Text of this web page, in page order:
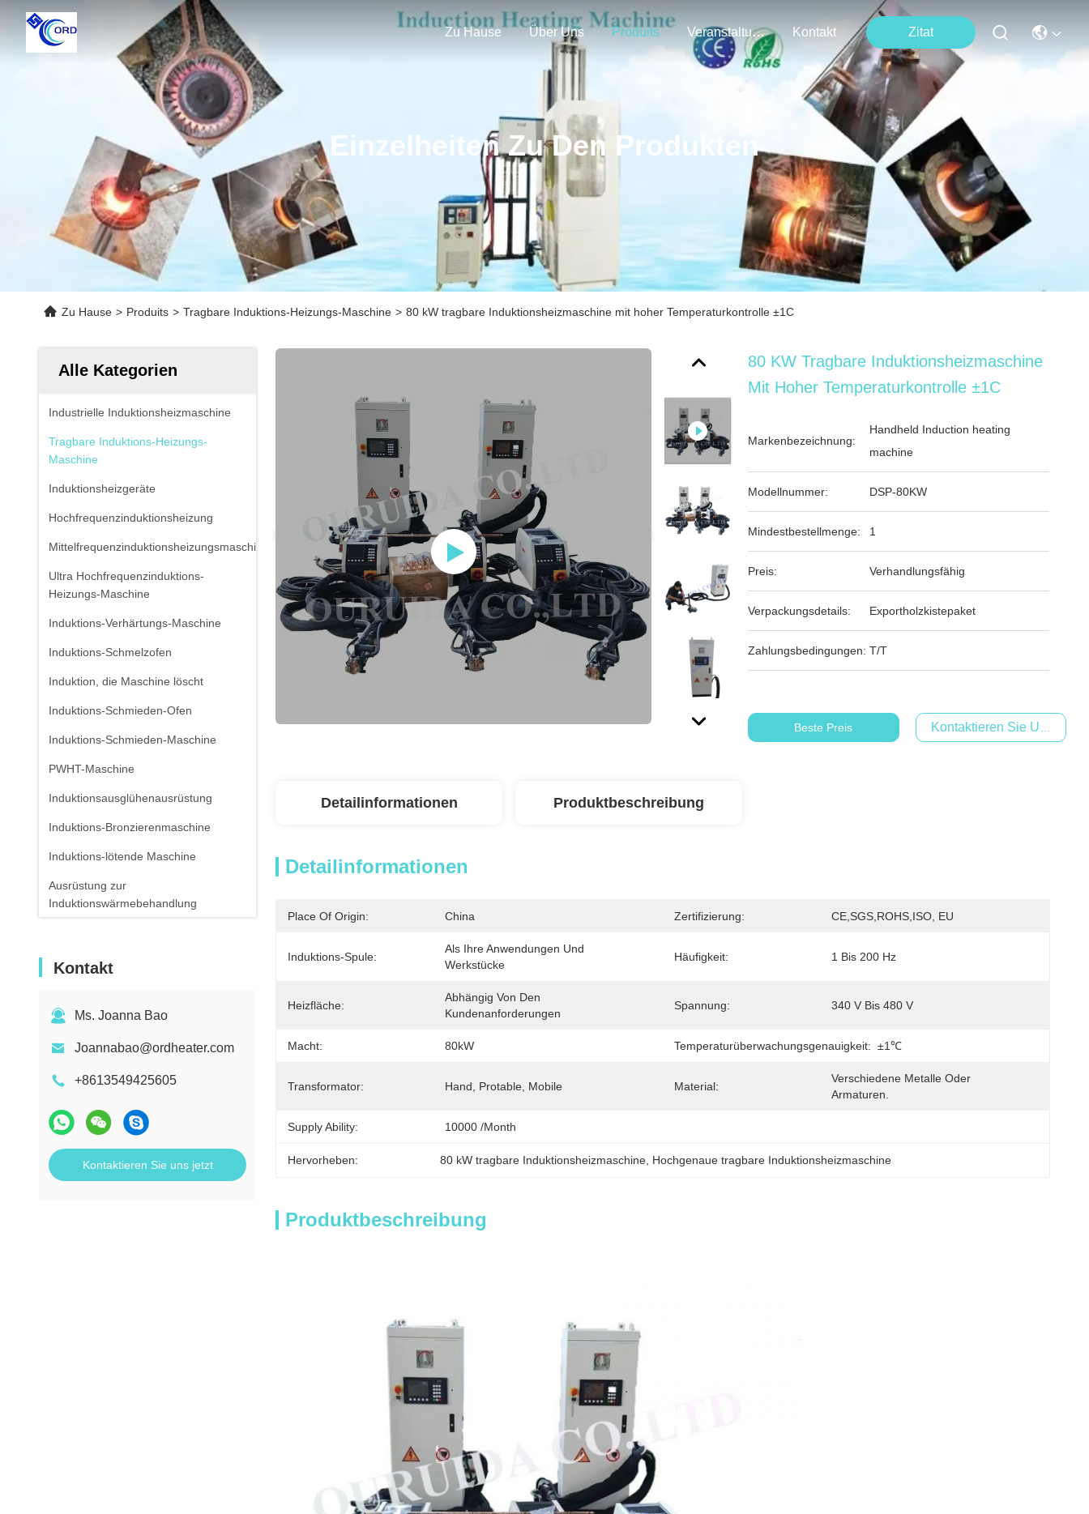
Zu Hause Über Uns Produits Veranstaltungen Kontakt Zitat
Einzelheiten Zu Den Produkten
Zu Hause > Produits > Tragbare Induktions-Heizungs-Maschine > 80 kW tragbare Induktionsheizmaschine mit hoher Temperaturkontrolle ±1C
Alle Kategorien
Industrielle Induktionsheizmaschine
Tragbare Induktions-Heizungs-
Maschine
Induktionsheizgeräte
Hochfrequenzinduktionsheizung
Mittelfrequenzinduktionsheizungsmaschine
Ultra Hochfrequenzinduktions-
Heizungs-Maschine
Induktions-Verhärtungs-Maschine
Induktions-Schmelzofen
Induktion, die Maschine löscht
Induktions-Schmieden-Ofen
Induktions-Schmieden-Maschine
PWHT-Maschine
Induktionsausglühenausrüstung
Induktions-Bronzierenmaschine
Induktions-lötende Maschine
Ausrüstung zur
Induktionswärmebehandlung
Infrarotthermometer
Kontakt
Ms. Joanna Bao
Joannabao@ordheater.com
+8613549425605
Kontaktieren Sie uns jetzt
80 KW Tragbare Induktionsheizmaschine
Mit Hoher Temperaturkontrolle ±1C
Markenbezeichnung:
Handheld Induction heating
machine
Modellnummer: DSP-80KW
Mindestbestellmenge: 1
Preis: Verhandlungsfähig
Verpackungsdetails: Exportholzkistepaket
Zahlungsbedingungen: T/T
Beste Preis Kontaktieren Sie Uns Jetzt
Detailinformationen Produktbeschreibung
Detailinformationen
Place Of Origin: China Zertifizierung: CE,SGS,ROHS,ISO, EU
Induktions-Spule:
Als Ihre Anwendungen Und
Werkstücke
Häufigkeit: 1 Bis 200 Hz
Heizfläche:
Abhängig Von Den
Kundenanforderungen
Spannung: 340 V Bis 480 V
Macht: 80kW Temperaturüberwachungsgenauigkeit: ±1℃
Transformator: Hand, Protable, Mobile Material:
Verschiedene Metalle Oder
Armaturen.
Supply Ability: 10000 /month
Hervorheben: 80 kW tragbare Induktionsheizmaschine Hochgenaue tragbare Induktionsheizmaschine
Produktbeschreibung